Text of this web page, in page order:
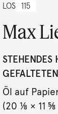
LOS 115
Max
Öl auf
(20 ⅛ × 11 ⅝